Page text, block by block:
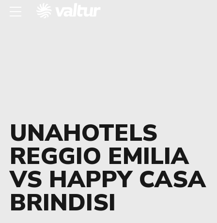
UNAHOTELS
REGGIO EMILIA
VS HAPPY CASA
BRINDISI